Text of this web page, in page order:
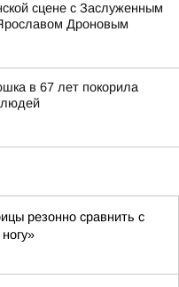
сцене с Заслуженным
Дроновым
в 67 лет покорила
людей
резонно сравнить с